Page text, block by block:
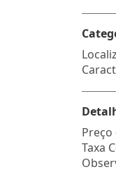
Preço
Taxa